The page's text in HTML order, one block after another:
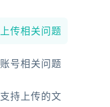
上传相关问题
账号相关问题
支持上传的文